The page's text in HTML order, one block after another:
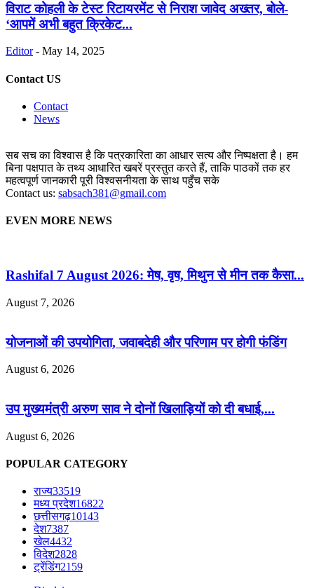
विराट कोहली के टेस्ट रिटायरमेंट से निराश जावेद अख्तर, बोले-
‘आपमें अभी बहुत क्रिकेट...
Editor - May 14, 2025
Contact US
Contact
News
सब सच का विश्वास है कि पत्रकारिता का आधार सत्य और निष्पक्षता है। हम
बिना पक्षपात के तथ्य आधारित खबरें प्रस्तुत करते हैं, ताकि पाठकों तक हर
महत्वपूर्ण जानकारी पूरी विश्वसनीयता के साथ पहुँच सके
Contact us: sabsach381@gmail.com
EVEN MORE NEWS
Rashifal 7 August 2026: मेष, वृष, मिथुन से मीन तक कैसा...
August 7, 2026
योजनाओं की उपयोगिता, जवाबदेही और परिणाम पर होगी फंडिंग
August 6, 2026
उप मुख्यमंत्री अरुण साव ने दोनों खिलाड़ियों को दी बधाई,...
August 6, 2026
POPULAR CATEGORY
राज्य33519
मध्य प्रदेश16822
छत्तीसगढ़10143
देश7387
खेल4432
विदेश2828
ट्रेंडिंग2159